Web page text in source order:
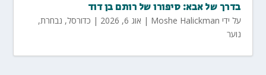
בדרך של אבא: סיפורו של רותם בן דוד
על ידי Moshe Halickman
| אוג 6, 2026 | כדורסל, נבחרת,
נוער